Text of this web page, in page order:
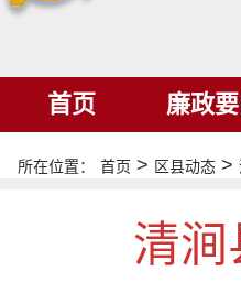
首页 廉政
所在位置： 首页 > 区县动态 >
清涧